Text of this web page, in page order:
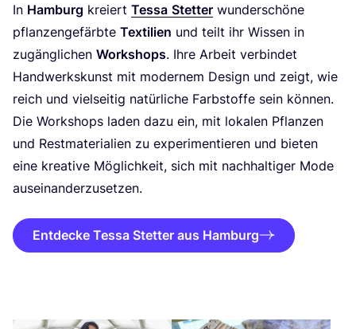
In Ham­burg kre­iert Tes­sa Stet­ter wun­der­schö­ne
pflan­zen­ge­färb­te Tex­ti­li­en und teilt ihr Wis­sen in
zugäng­li­chen Work­shops. Ihre Arbeit ver­bin­det
Hand­werks­kunst mit moder­nem Design und zeigt, wie
reich und viel­sei­tig natür­li­che Farb­stof­fe sein kön­nen.
Die Work­shops laden dazu ein, mit loka­len Pflan­zen
und Rest­ma­te­ria­li­en zu expe­ri­men­tie­ren und bie­ten
eine krea­ti­ve Mög­lich­keit, sich mit nach­hal­ti­ger Mode
auseinanderzusetzen.
Entdecke Tessa Stetter aus Hamburg